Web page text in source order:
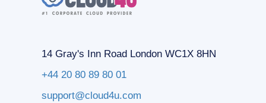
14 Gray's Inn Road London WC1X 8HN
+44 20 80 89 80 01
support@cloud4u.com